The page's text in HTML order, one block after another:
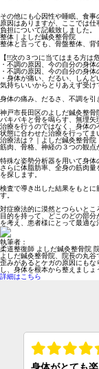
その他にも心因性や睡眠、食
原因はありますが、ここでは
負担について記載致しました。
整体｜よしだ鍼灸整骨院
整体と言っても、骨盤整体、背
【!!次の３つに当てはまる方は
・不調の原因、今の自分の身
・不調の原因、今の自分の身
・身体が痛い、だるい、しん
気持ちいいからとりあえず受
身体の痛み、だるさ、不調を引
神戸市長田区のよしだ鍼灸整骨
バキバキと骨を鳴らす、無理
治療を行うのではなく、身体の
状態に合わせた治療を行ってま
治療法は？｜よしだ鍼灸整骨院
筋肉、骨格、神経の３つの観点
特殊な姿勢分析器を用いて身体
さらに体脂肪率、全身の筋肉
を探します。
検査で導き出した結果をもと
す。
対症療法的に漠然とつらいとこ
目的を持って、どこのどの部
を考え、患者様にとって最適な
執筆者：
柔道整復師 よしだ鍼灸整骨院
よしだ鍼灸整骨院、院長の丸谷
歪みがあるとケガの原因にも
し、身体を根本から整えましょ
詳細はこちら